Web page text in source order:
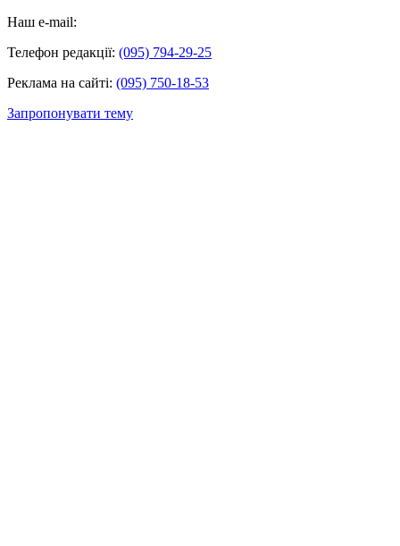
Наш e-mail:
Телефон редакції: (095) 794-29-25
Реклама на сайті: (095) 750-18-53
Запропонувати тему